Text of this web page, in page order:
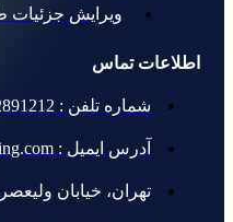
ویرایش جزئیات
اطلاعات تماس
شماره تلفن : 82891212 021 الی 18
آدرس ایمیل : info@vastraholding.com
تهران، خیابان ولیعصر،